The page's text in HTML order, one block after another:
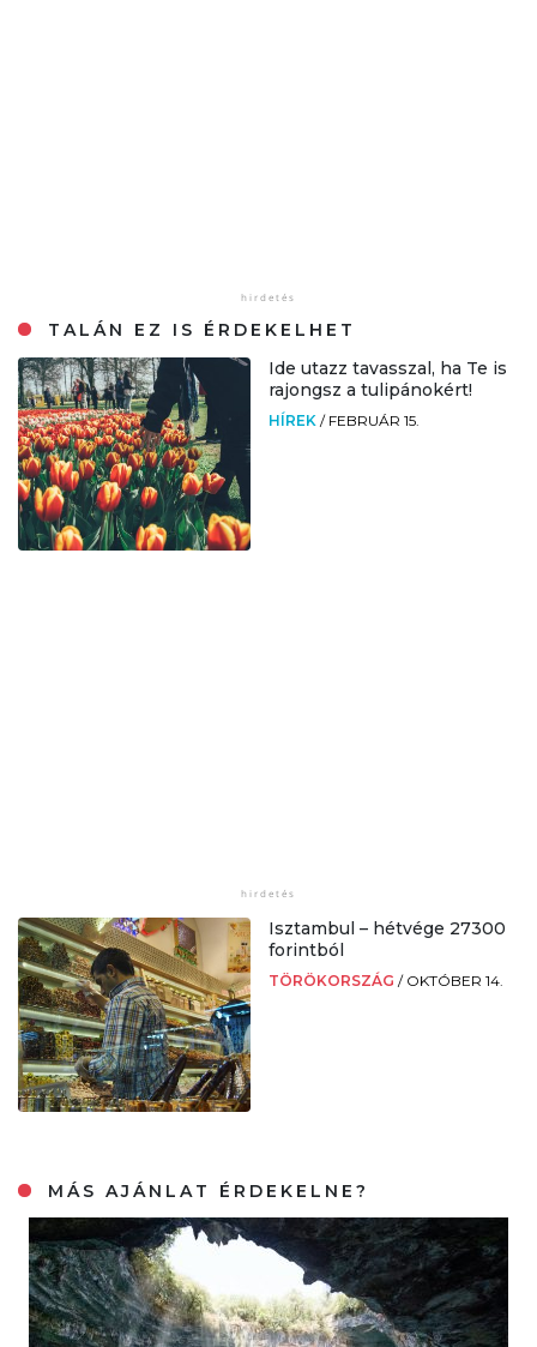
TALÁN EZ IS ÉRDEKELHET
Ide utazz tavasszal, ha Te is
rajongsz a tulipánokért!
HÍREK / FEBRUÁR 15.
Isztambul – hétvége 27300
forintból
TÖRÖKORSZÁG / OKTÓBER 14.
MÁS AJÁNLAT ÉRDEKELNE?